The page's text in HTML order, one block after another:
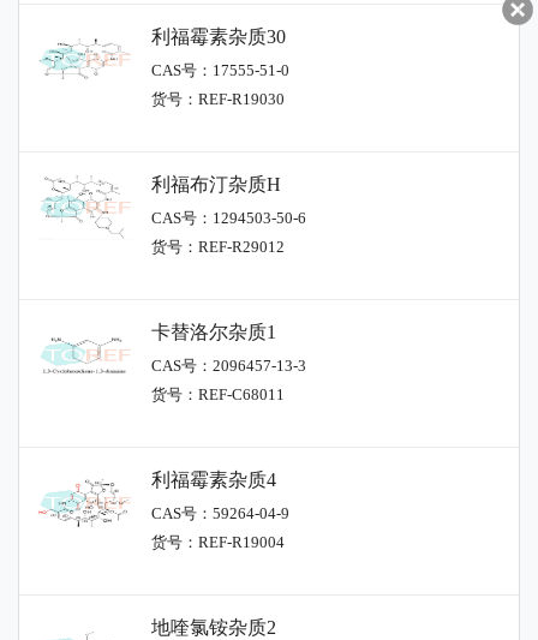
利福霉素杂质30
CAS号：17555-51-0
货号：REF-R19030
利福布汀杂质H
CAS号：1294503-50-6
货号：REF-R29012
卡替洛尔杂质1
CAS号：2096457-13-3
货号：REF-C68011
利福霉素杂质4
CAS号：59264-04-9
货号：REF-R19004
地喹氯铵杂质2